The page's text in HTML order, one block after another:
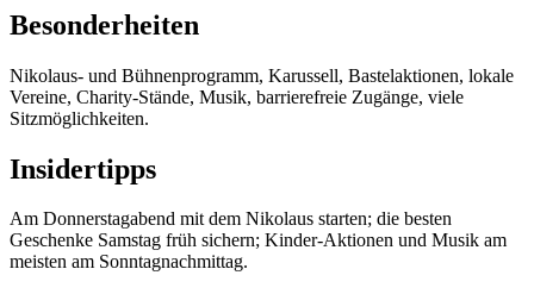
Besonderheiten
Nikolaus- und Bühnenprogramm, Karussell, Bastelaktionen, lokale
Vereine, Charity-Stände, Musik, barrierefreie Zugänge, viele
Sitzmöglichkeiten.
Insidertipps
Am Donnerstagabend mit dem Nikolaus starten; die besten
Geschenke Samstag früh sichern; Kinder-Aktionen und Musik am
meisten am Sonntagnachmittag.